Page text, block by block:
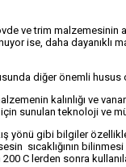
ve trim malzemesinin
ise, daha
diğer önemli husus
kalınlığı ve
için sunulan teknoloji ve
yönü gibi bilgiler
sıcaklığının
C lerden sonra